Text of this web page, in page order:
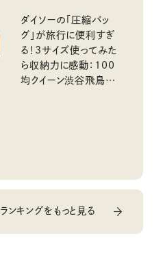
ダイソーの「圧縮バッ
グ」が旅行に便利すぎ
る！3サイズ使ってみた
ら収納力に感動：100
均クイーン渋谷飛鳥の
ランキングをもっと見る